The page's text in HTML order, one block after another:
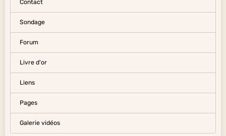
Contact
Sondage
Forum
Livre d'or
Liens
Pages
Galerie vidéos